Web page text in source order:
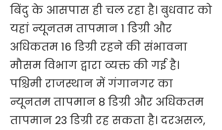
बिंदु के आसपास ही चल रहा है। बुधवार को
यहां न्यूनतम तापमान 1 डिग्री और
अधिकतम 16 डिग्री रहने की संभावना
मौसम विभाग द्वारा व्यक्त की गई है।
पश्चिमी राजस्थान में गंगानगर का
न्यूनतम तापमान 8 डिग्री और अधिकतम
तापमान 23 डिग्री रह सकता है। दरअसल,